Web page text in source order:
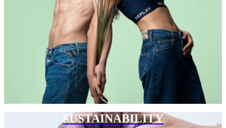
SUSTAINABILITY